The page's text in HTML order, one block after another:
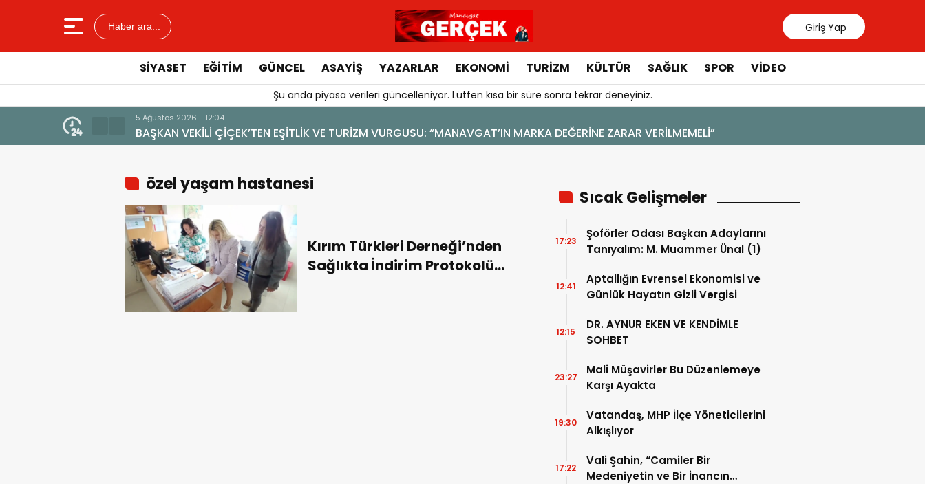
Haber ara... Giriş Yap
SIYASET EĞITIM GÜNCEL ASAYIŞ YAZARLAR EKONOMI TURIZM KÜLTÜR SAĞLIK SPOR VIDEO
Şu anda piyasa verileri güncelleniyor. Lütfen kısa bir süre sonra tekrar deneyiniz.
MARKA DEĞERİNE ZARAR VERİLMEMELİ” YENİ BİR DİN: SOSYAL MEDYA
özel yaşam hastanesi
Kırım Türkleri Derneği’nden
Sağlıkta İndirim Protokolü
Sıcak Gelişmeler
Şoförler Odası Başkan Adaylarını
Tanıyalım: M. Muammer Ünal (1)
17:23
Aptallığın Evrensel Ekonomisi ve
Günlük Hayatın Gizli Vergisi
12:41
DR. AYNUR EKEN VE KENDİMLE
SOHBET
12:15
Mali Müşavirler Bu Düzenlemeye
Karşı Ayakta
23:27
Vatandaş, MHP İlçe Yöneticilerini
Alkışlıyor
19:30
Vali Şahin, “Camiler Bir
Medeniyetin ve Bir İnancın
17:22